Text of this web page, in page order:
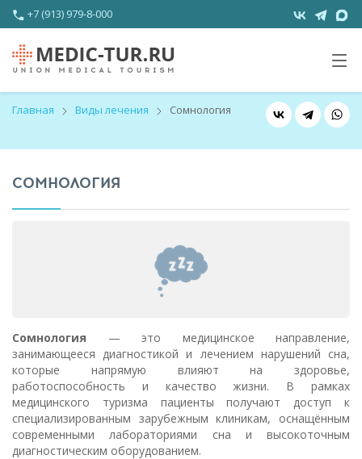
+7 (913) 979-8-000
Главная Виды лечения Сомнология
СОМНОЛОГИЯ
Сомнология — это медицинское направление,
занимающееся диагностикой и лечением нарушений сна,
которые напрямую влияют на здоровье,
работоспособность и качество жизни. В рамках
медицинского туризма пациенты получают доступ к
специализированным зарубежным клиникам, оснащённым
современными лабораториями сна и высокоточным
диагностическим оборудованием.